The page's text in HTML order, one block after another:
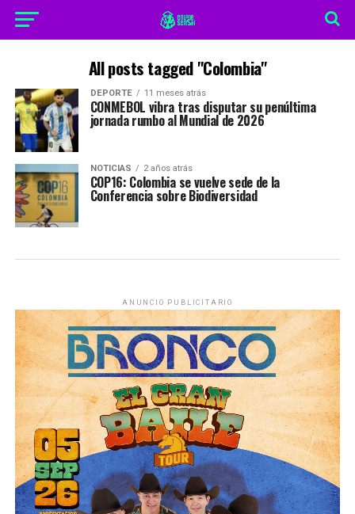
All posts tagged "Colombia"
DEPORTE 11 meses atrás
CONMEBOL vibra tras disputar su penúltima
jornada rumbo al Mundial de 2026
NOTICIAS 2 años atrás
COP16: Colombia se vuelve sede de la
Conferencia sobre Biodiversidad
ANUNCIO PUBLICITARIO